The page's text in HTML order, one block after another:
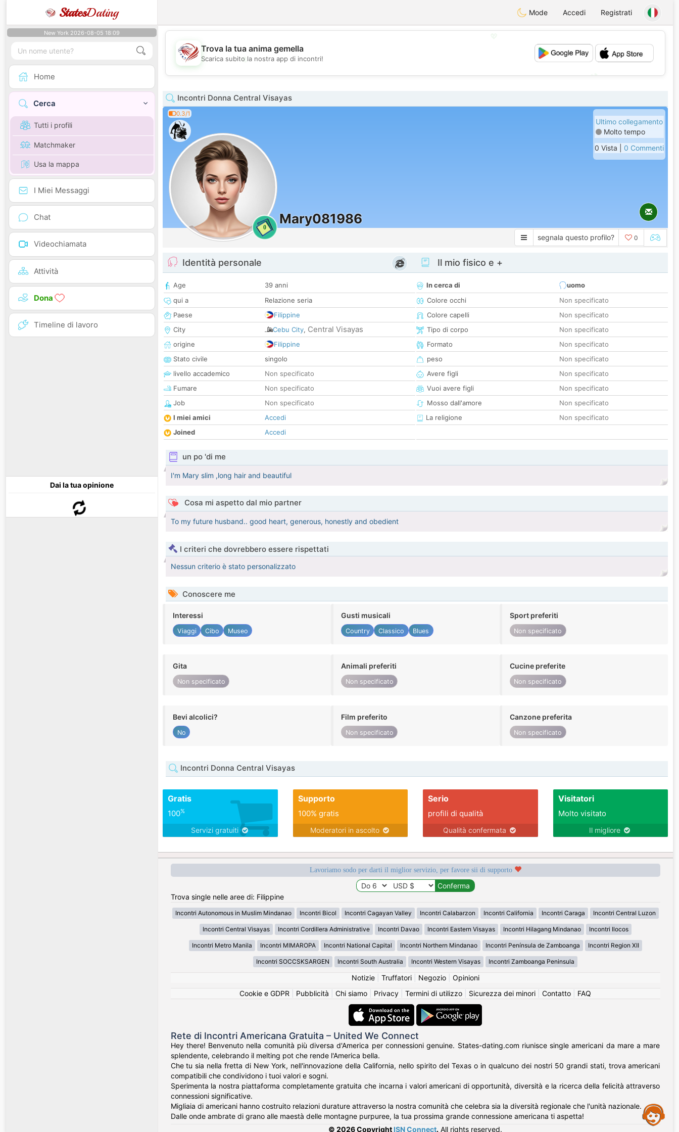
StatesDating Mode Accedi Registrati
New York 2026-08-05 18:09
Home
Cerca
Tutti i profili
Matchmaker
Usa la mappa
I Miei Messaggi
Chat
Videochiamata
Attività
Dona
Timeline di lavoro
Dai la tua opinione
💖
💕
Trova la tua anima gemella
Scarica subito la nostra app di incontri!
Incontri Donna Central Visayas
0.3/1
0
Mary081986
Ultimo collegamento
Molto tempo
0 Vista | 0 Commenti
segnala questo profilo? 0
Identità personale
Age
39 anni
qui a
Relazione seria
Paese
Filippine
City
Cebu City, Central Visayas
origine
Filippine
Stato civile
singolo
livello accademico
Non specificato
Fumare
Non specificato
Job
Non specificato
I miei amici
Accedi
Joined
Accedi
Il mio fisico e +
In cerca di
uomo
Colore occhi
Non specificato
Colore capelli
Non specificato
Tipo di corpo
Non specificato
Formato
Non specificato
peso
Non specificato
Avere figli
Non specificato
Vuoi avere figli
Non specificato
Mosso dall'amore
Non specificato
La religione
Non specificato
un po 'di me
I'm Mary slim ,long hair and beautiful
Cosa mi aspetto dal mio partner
To my future husband.. good heart, generous, honestly and obedient
I criteri che dovrebbero essere rispettati
Nessun criterio è stato personalizzato
Conoscere me
Interessi
Viaggi Cibo Museo
Gusti musicali
Country Classico Blues
Sport preferiti
Non specificato
Gita
Non specificato
Animali preferiti
Non specificato
Cucine preferite
Non specificato
Bevi alcolici?
No
Film preferito
Non specificato
Canzone preferita
Non specificato
Incontri Donna Central Visayas
Gratis
100%
Servizi gratuiti
Supporto
100% gratis
Moderatori in ascolto
Serio
profili di qualità
Qualità confermata
Visitatori
Molto visitato
Il migliore
Lavoriamo sodo per darti il miglior servizio, per favore sii di supporto
Trova single nelle aree di: Filippine
Incontri Autonomous in Muslim Mindanao Incontri Bicol Incontri Cagayan Valley Incontri Calabarzon Incontri California Incontri Caraga Incontri Central Luzon
Incontri Central Visayas Incontri Cordillera Administrative Incontri Davao Incontri Eastern Visayas Incontri Hilagang Mindanao Incontri Ilocos
Incontri Metro Manila Incontri MIMAROPA Incontri National Capital Incontri Northern Mindanao Incontri Península de Zamboanga Incontri Region XII
Incontri SOCCSKSARGEN Incontri South Australia Incontri Western Visayas Incontri Zamboanga Peninsula
Notizie| Truffatori| Negozio| Opinioni
Cookie e GDPR
Pubblicità Chi siamo Privacy Termini di utilizzo Sicurezza dei minori Contatto FAQ
Rete di Incontri Americana Gratuita – United We Connect
Hey there! Benvenuto nella comunità più diversa d'America per connessioni genuine. States-dating.com riunisce single americani da mare a mare
splendente, celebrando il melting pot che rende l'America bella.
Che tu sia nella fretta di New York, nell'innovazione della California, nello spirito del Texas o in qualcuno dei nostri 50 grandi stati, trova americani
compatibili che condividono i tuoi valori e sogni.
Sperimenta la nostra piattaforma completamente gratuita che incarna i valori americani di opportunità, diversità e la ricerca della felicità attraverso
connessioni significative.
Migliaia di americani hanno costruito relazioni durature attraverso la nostra comunità che celebra sia la diversità regionale che l'unità nazionale.
Dalle onde ambrate di grano alle maestà delle montagne purpuree, la tua prossima grande connessione americana ti aspetta!
© 2026 Copyright ISN Connect. All rights reserved.
Assistance